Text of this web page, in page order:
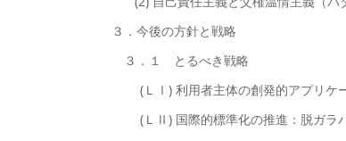
３．今後の方針と戦略
３．１ とるべき戦略
(ＬⅠ) 利用者主体の創発的アプリケー
(ＬⅡ) 国際的標準化の推進：脱ガラ